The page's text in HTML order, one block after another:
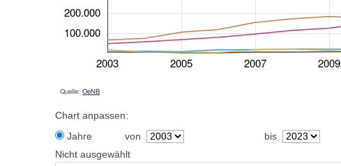
2003 2005 2007 2009
100.000
200.000
Quelle:OeNB
Chart anpassen:
Jahre
von
bis
Nicht ausgewählt